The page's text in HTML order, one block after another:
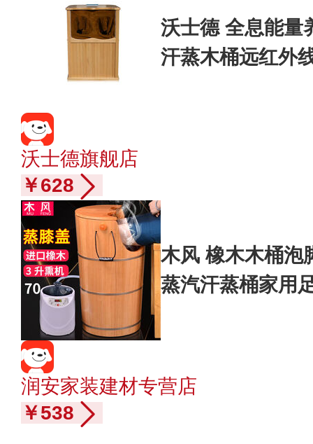
沃士德 全息能量
汗蒸木桶远红外
沃士德旗舰店
￥628
木风 橡木木桶泡
蒸汽汗蒸桶家用
润安家装建材专营店
￥538